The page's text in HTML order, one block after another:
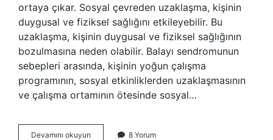
ortaya çıkar. Sosyal çevreden uzaklaşma, kişinin
duygusal ve fiziksel sağlığını etkileyebilir. Bu
uzaklaşma, kişinin duygusal ve fiziksel sağlığının
bozulmasına neden olabilir. Balayı sendromunun
sebepleri arasında, kişinin yoğun çalışma
programının, sosyal etkinliklerden uzaklaşmasının
ve çalışma ortamının ötesinde sosyal…
Devamını okuyun 8 Yorum